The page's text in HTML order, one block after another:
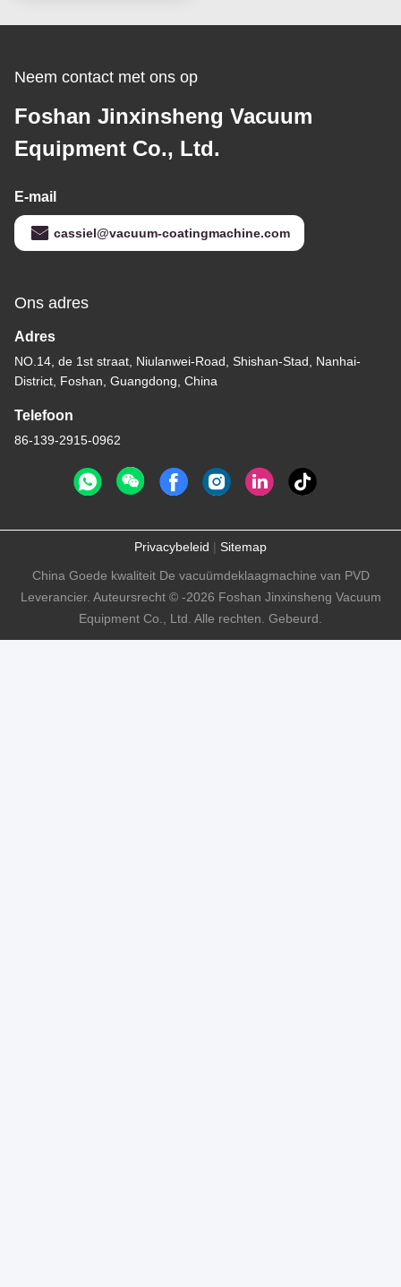
Neem contact met ons op
Foshan Jinxinsheng Vacuum
Equipment Co., Ltd.
E-mail
cassiel@vacuum-coatingmachine.com
Ons adres
Adres
NO.14, de 1st straat, Niulanwei-Road, Shishan-Stad, Nanhai-
District, Foshan, Guangdong, China
Telefoon
86-139-2915-0962
Privacybeleid | Sitemap
China Goede kwaliteit De vacuümdeklaagmachine van PVD
Leverancier. Auteursrecht © -2026 Foshan Jinxinsheng Vacuum
Equipment Co., Ltd. Alle rechten. Gebeurd.